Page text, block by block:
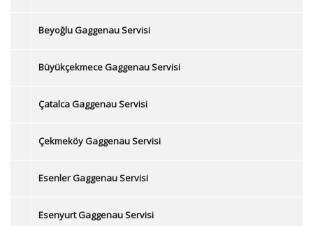
Beyoğlu Gaggenau Servisi
Büyükçekmece Gaggenau Servisi
Çatalca Gaggenau Servisi
Çekmeköy Gaggenau Servisi
Esenler Gaggenau Servisi
Esenyurt Gaggenau Servisi